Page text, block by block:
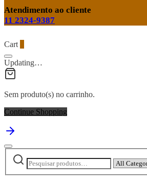
Atendimento ao cliente
11 2324-9387
Cart
Updating…
Sem produto(s) no carrinho.
Continue Shopping
Pesquisar
por:
by
category: